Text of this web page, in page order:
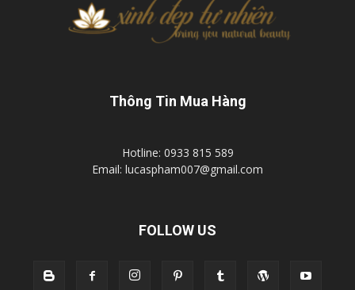
Thông Tin Mua Hàng
Hotline: 0933 815 589
Email: lucaspham007@gmail.com
FOLLOW US